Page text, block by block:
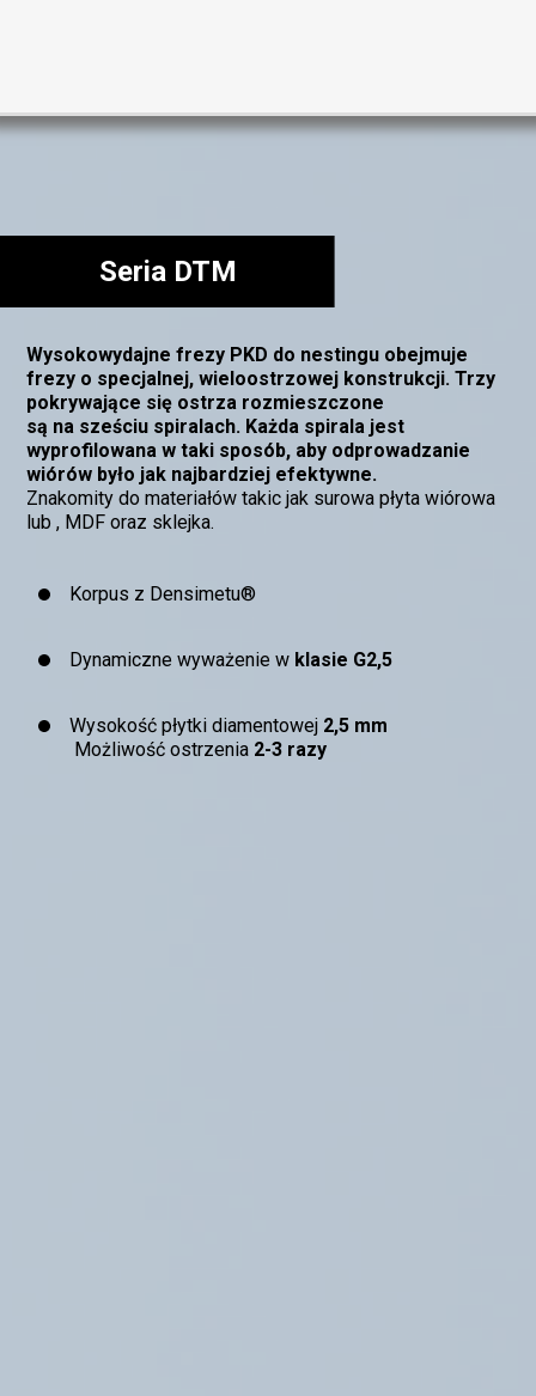
Seria DTM
Wysokowydajne frezy PKD do nestingu obejmuje
frezy o specjalnej, wieloostrzowej konstrukcji. Trzy
pokrywające się ostrza rozmieszczone
są na sześciu spiralach. Każda spirala jest
wyprofilowana w taki sposób, aby odprowadzanie
wiórów było jak najbardziej efektywne.
Znakomity do materiałów takic jak surowa płyta wiórowa
lub , MDF oraz sklejka.
Korpus z Densimetu®
Dynamiczne wyważenie w klasie G2,5
Wysokość płytki diamentowej 2,5 mm
Możliwość ostrzenia 2-3 razy